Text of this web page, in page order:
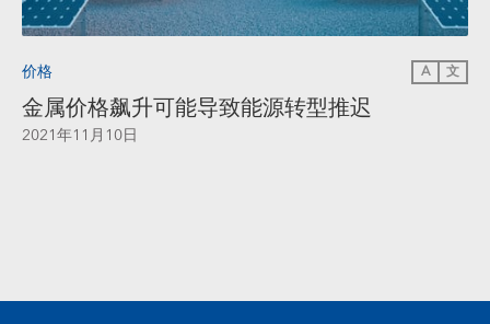
价格 A 文
金属价格飙升可能导致能源转型推迟
2021年11月10日